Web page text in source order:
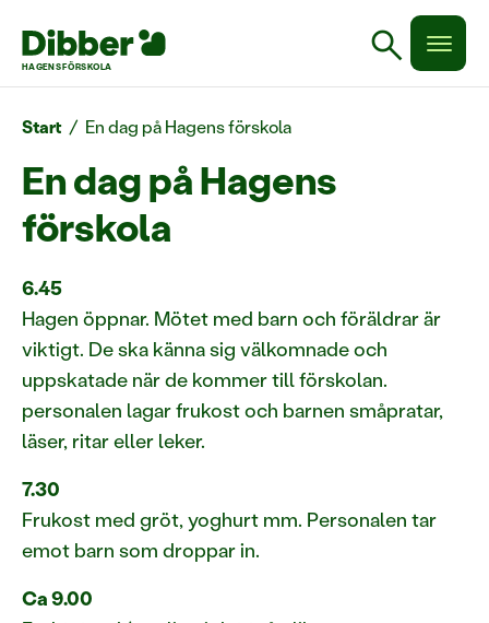
HAGENS FÖRSKOLA search
Start / En dag på Hagens förskola
En dag på Hagens
förskola
6.45
Hagen öppnar. Mötet med barn och föräldrar är
viktigt. De ska känna sig välkomnade och
uppskatade när de kommer till förskolan.
personalen lagar frukost och barnen småpratar,
läser, ritar eller leker.
7.30
Frukost med gröt, yoghurt mm. Personalen tar
emot barn som droppar in.
Ca 9.00